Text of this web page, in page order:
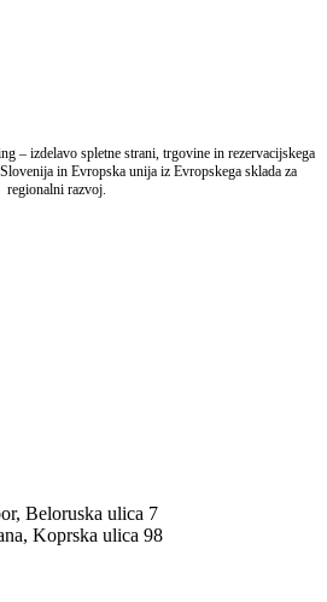
– izdelavo spletne strani, trgovine in rezervacijskega
in Evropska unija iz Evropskega sklada za
regionalni razvoj.
Beloruska ulica 7
Koprska ulica 98